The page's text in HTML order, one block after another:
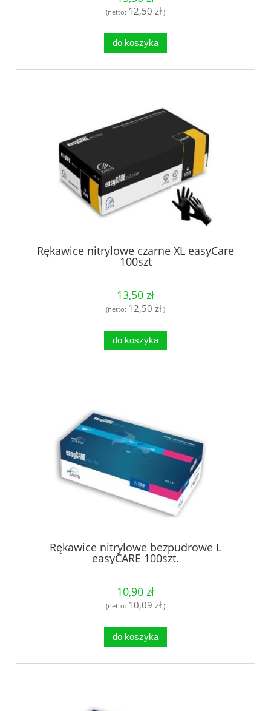
(netto: 12,50 zł )
do koszyka
Rękawice nitrylowe czarne XL easyCare
100szt
13,50 zł
(netto: 12,50 zł )
do koszyka
Rękawice nitrylowe bezpudrowe L
easyCARE 100szt.
10,90 zł
(netto: 10,09 zł )
do koszyka